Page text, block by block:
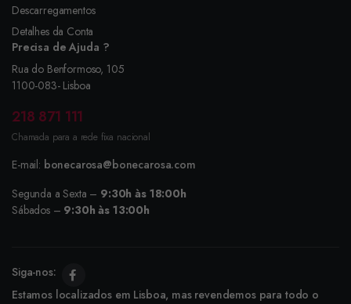
Descarregamentos
Detalhes da Conta
Precisa de Ajuda ?
Rua do Benformoso, 105
1100-083- Lisboa
218 871 111
Chamada para a rede fixa nacional
E-mail: bonecarosa@bonecarosa.com
Segunda a Sexta – 9:30h às 18:00h
Sábados – 9:30h às 13:00h
Siga-nos:
Estamos localizados em Lisboa, mas revendemos para todo o